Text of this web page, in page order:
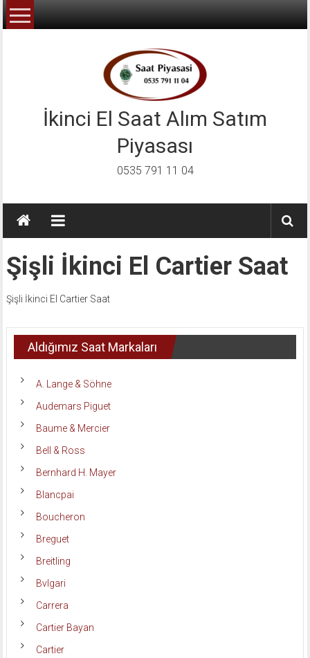
İçeriğe
geç
İkinci El Saat Alım Satım
Piyasası
0535 791 11 04
Şişli İkinci El Cartier Saat
Şişli İkinci El Cartier Saat
Aldığımız Saat Markaları
A. Lange & Söhne
Audemars Piguet
Baume & Mercier
Bell & Ross
Bernhard H. Mayer
Blancpai
Boucheron
Breguet
Breitling
Bvlgari
Carrera
Cartier Bayan
Cartier